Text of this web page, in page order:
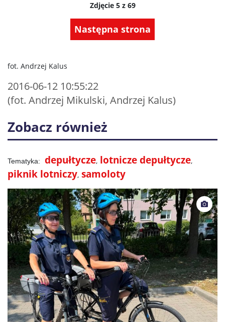
Zdjęcie 5 z 69
Następna strona
fot. Andrzej Kalus
2016-06-12 10:55:22
(fot. Andrzej Mikulski, Andrzej Kalus)
Zobacz również
depułtycze lotnicze depułtycze
piknik lotniczy samoloty